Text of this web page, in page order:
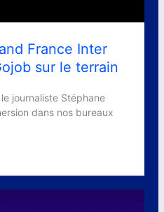
France Inter
sur le terrain
journaliste Stéphane
dans nos bureaux